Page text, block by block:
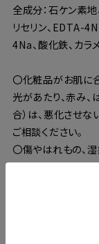
全成分：石ケン素地
リセリン、EDTA-
4Na、酸化鉄、カラ
〇化粧品がお肌に
光があたり、赤み
合）は、悪化させ
ご相談ください。
〇傷やはれもの、
いでください。
〇目に入ったとき
感が残る場合は眼
〇極端に高温また
児の手の届く場所